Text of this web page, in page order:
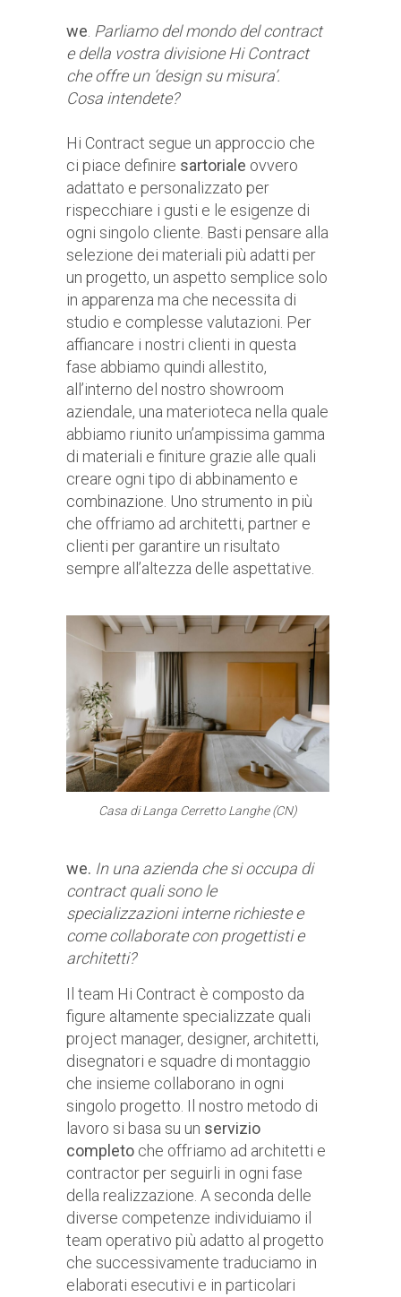
we. Parliamo del mondo del contract
e della vostra divisione Hi Contract
che offre un ‘design su misura’.
Cosa intendete?
Hi Contract segue un approccio che
ci piace definire sartoriale ovvero
adattato e personalizzato per
rispecchiare i gusti e le esigenze di
ogni singolo cliente. Basti pensare alla
selezione dei materiali più adatti per
un progetto, un aspetto semplice solo
in apparenza ma che necessita di
studio e complesse valutazioni. Per
affiancare i nostri clienti in questa
fase abbiamo quindi allestito,
all’interno del nostro showroom
aziendale, una materioteca nella quale
abbiamo riunito un’ampissima gamma
di materiali e finiture grazie alle quali
creare ogni tipo di abbinamento e
combinazione. Uno strumento in più
che offriamo ad architetti, partner e
clienti per garantire un risultato
sempre all’altezza delle aspettative.
Casa di Langa Cerretto Langhe (CN)
we. In una azienda che si occupa di
contract quali sono le
specializzazioni interne richieste e
come collaborate con progettisti e
architetti?
Il team Hi Contract è composto da
figure altamente specializzate quali
project manager, designer, architetti,
disegnatori e squadre di montaggio
che insieme collaborano in ogni
singolo progetto. Il nostro metodo di
lavoro si basa su un servizio
completo che offriamo ad architetti e
contractor per seguirli in ogni fase
della realizzazione. A seconda delle
diverse competenze individuiamo il
team operativo più adatto al progetto
che successivamente traduciamo in
elaborati esecutivi e in particolari